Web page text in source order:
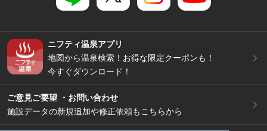
ニフティ温泉アプリ
地図から温泉検索！お得な限定クーポンも！
今すぐダウンロード！
ご意見ご要望 ・お問い合わせ
施設データの新規追加や修正依頼もこちらから